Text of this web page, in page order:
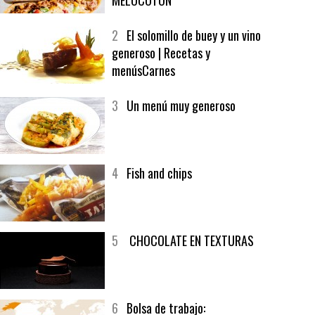
SOFRITO DE TOMATE AL CAFÉ Y
MELOCOTÓN
generoso | Recetas y